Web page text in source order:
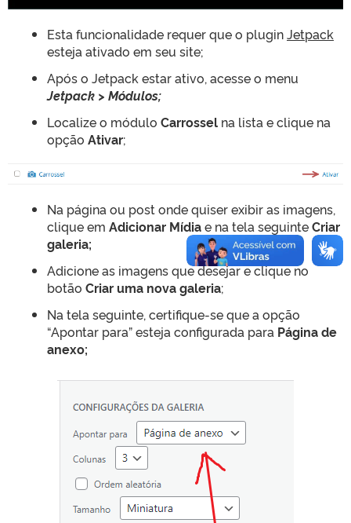
Esta funcionalidade requer que o pluginJetpack
esteja ativado em seu site;
Após o Jetpack estar ativo, acesse o menu
Jetpack > Módulos;
Localize o módulo Carrossel na lista e clique na
opção Ativar;
Na página ou post onde quiser exibir as imagens,
clique em Adicionar Mídiae na tela seguinteCriar
galeria;
Adicione as imagens que desejar e clique no
botão Criar uma nova galeria;
Na tela seguinte, certifique-se que a opção
“Apontar para” esteja configurada para Página de
anexo;